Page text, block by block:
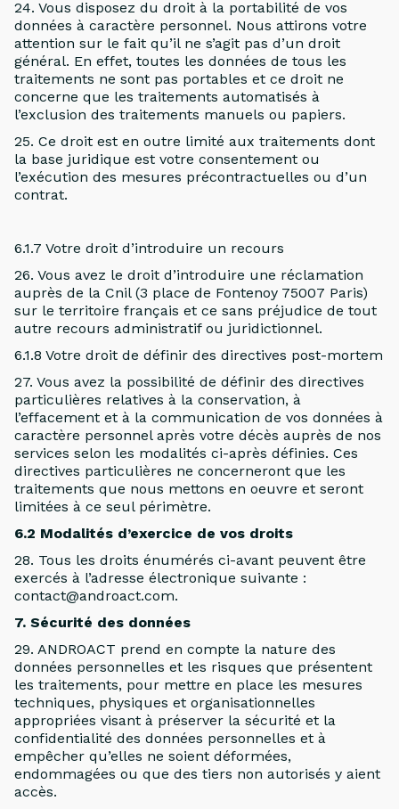
24. Vous disposez du droit à la portabilité de vos
données à caractère personnel. Nous attirons votre
attention sur le fait qu’il ne s’agit pas d’un droit
général. En effet, toutes les données de tous les
traitements ne sont pas portables et ce droit ne
concerne que les traitements automatisés à
l’exclusion des traitements manuels ou papiers.
25. Ce droit est en outre limité aux traitements dont
la base juridique est votre consentement ou
l’exécution des mesures précontractuelles ou d’un
contrat.
6.1.7 Votre droit d’introduire un recours
26. Vous avez le droit d’introduire une réclamation
auprès de la Cnil (3 place de Fontenoy 75007 Paris)
sur le territoire français et ce sans préjudice de tout
autre recours administratif ou juridictionnel.
6.1.8 Votre droit de définir des directives post-mortem
27. Vous avez la possibilité de définir des directives
particulières relatives à la conservation, à
l’effacement et à la communication de vos données à
caractère personnel après votre décès auprès de nos
services selon les modalités ci-après définies. Ces
directives particulières ne concerneront que les
traitements que nous mettons en oeuvre et seront
limitées à ce seul périmètre.
6.2 Modalités d’exercice de vos droits
28. Tous les droits énumérés ci-avant peuvent être
exercés à l’adresse électronique suivante :
contact@androact.com.
7. Sécurité des données
29. ANDROACT prend en compte la nature des
données personnelles et les risques que présentent
les traitements, pour mettre en place les mesures
techniques, physiques et organisationnelles
appropriées visant à préserver la sécurité et la
confidentialité des données personnelles et à
empêcher qu’elles ne soient déformées,
endommagées ou que des tiers non autorisés y aient
accès.